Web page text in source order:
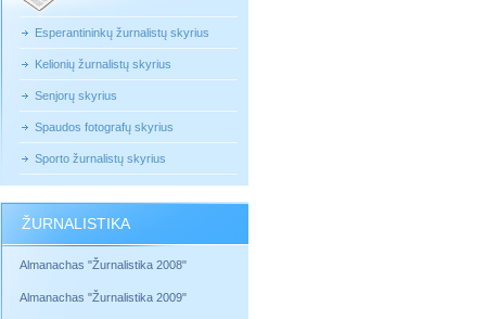
Esperantininkų žurnalistų skyrius
Kelionių žurnalistų skyrius
Senjorų skyrius
Spaudos fotografų skyrius
Sporto žurnalistų skyrius
ŽURNALISTIKA
Almanachas "Žurnalistika 2008"
Almanachas "Žurnalistika 2009"